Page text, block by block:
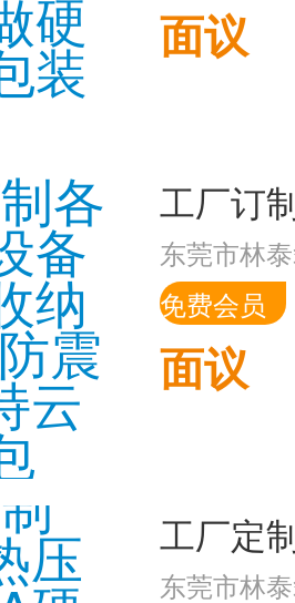
面议
东莞市林
免费会员
面议
东莞市林